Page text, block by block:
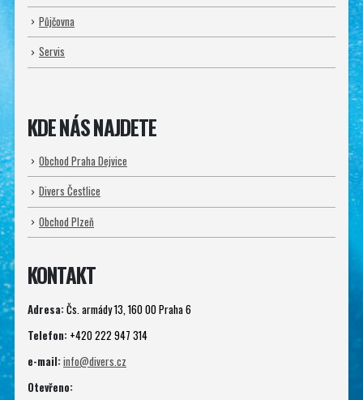
Půjčovna
Servis
KDE NÁS NAJDETE
Obchod Praha Dejvice
Divers Čestlice
Obchod Plzeň
KONTAKT
Adresa: Čs. armády 13, 160 00 Praha 6
Telefon: +420 222 947 314
e-mail: info@divers.cz
Otevřeno: